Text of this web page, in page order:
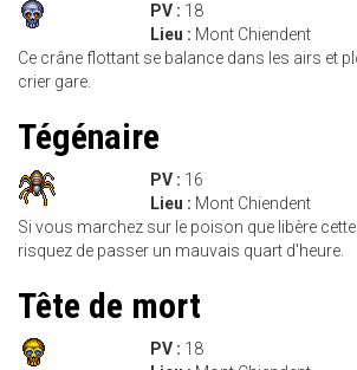
PV : 18
Lieu : Mont Chiendent
Ce crâne flottant se balance dans les airs et
crier gare.
Tégénaire
PV : 16
Lieu : Mont Chiendent
Si vous marchez sur le poison que libère
risquez de passer un mauvais quart d'heure.
Tête de mort
PV : 18